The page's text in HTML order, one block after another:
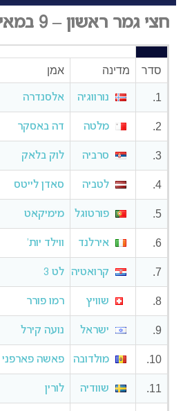
חצי גמר ראשון – 9 במאי 2023
סדר מדינה אמן
1. נורווגיה אלסנדרה
2. מלטה דה באסקר
3. סרביה לוק בלאק
4. לטביה סאדן לייטס
5. פורטוגל מימיקאט
6. אירלנד ווילד יות’
7. קרואטיה לט 3
8. שוויץ רמו פורר
9. ישראל נועה קירל
10. מולדובה פאשה פארפני
11. שוודיה לורין